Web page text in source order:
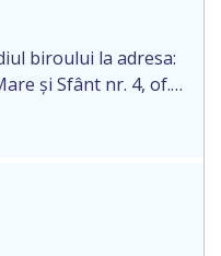
pentru
biroului la adresa:
și Sfânt nr. 4, of.
DODI EUGENIU,
de 12.01.2026
mii douăzeci și
moștenitor este